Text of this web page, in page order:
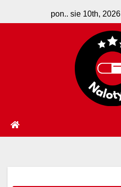
to
pon.. sie 10th, 2026